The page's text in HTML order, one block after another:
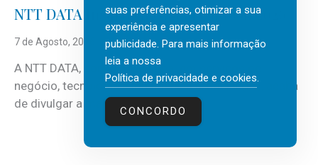
NTT DATA Insurtech Global Outlook 2026
7 de Agosto, 2026
A NTT DATA, consultora global em serviços de
negócio, tecnologia e inteligência artificial (IA), acaba
de divulgar a mais recente...
suas preferências, otimizar a sua
experiência e apresentar
publicidade. Para mais informação
leia a nossa
Política de privacidade e cookies.
CONCORDO